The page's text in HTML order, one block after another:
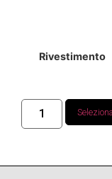
Rivestimento
Seleziona